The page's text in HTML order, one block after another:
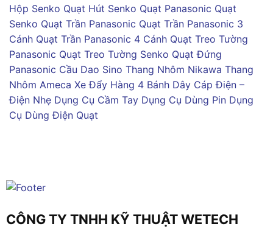
Hộp Senko Quạt Hút Senko Quạt Panasonic Quạt
Senko Quạt Trần Panasonic Quạt Trần Panasonic 3
Cánh Quạt Trần Panasonic 4 Cánh Quạt Treo Tường
Panasonic Quạt Treo Tường Senko Quạt Đứng
Panasonic Cầu Dao Sino Thang Nhôm Nikawa Thang
Nhôm Ameca Xe Đẩy Hàng 4 Bánh Dây Cáp Điện –
Điện Nhẹ Dụng Cụ Cầm Tay Dụng Cụ Dùng Pin Dụng
Cụ Dùng Điện Quạt
CÔNG TY TNHH KỸ THUẬT WETECH